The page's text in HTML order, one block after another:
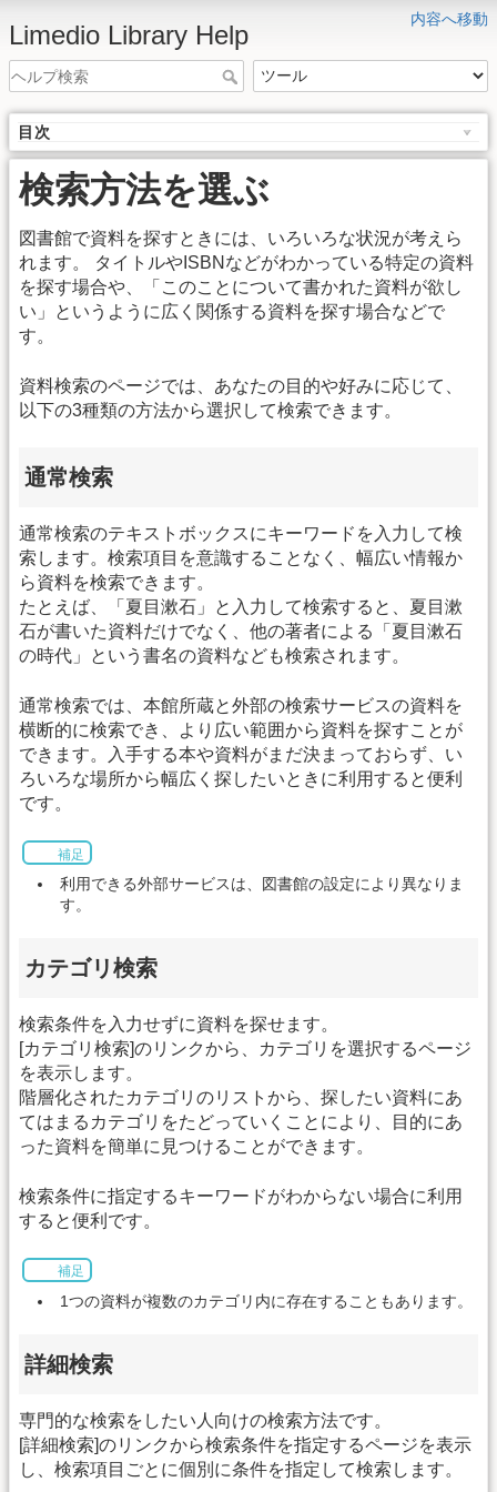
内容へ移動
Limedio Library Help
目次
検索方法を選ぶ
図書館で資料を探すときには、いろいろな状況が考えら
れます。 タイトルやISBNなどがわかっている特定の資料
を探す場合や、「このことについて書かれた資料が欲し
い」というように広く関係する資料を探す場合などで
す。
資料検索のページでは、あなたの目的や好みに応じて、
以下の3種類の方法から選択して検索できます。
通常検索
通常検索のテキストボックスにキーワードを入力して検
索します。検索項目を意識することなく、幅広い情報か
ら資料を検索できます。
たとえば、「夏目漱石」と入力して検索すると、夏目漱
石が書いた資料だけでなく、他の著者による「夏目漱石
の時代」という書名の資料なども検索されます。
通常検索では、本館所蔵と外部の検索サービスの資料を
横断的に検索でき、より広い範囲から資料を探すことが
できます。入手する本や資料がまだ決まっておらず、い
ろいろな場所から幅広く探したいときに利用すると便利
です。
補足
利用できる外部サービスは、図書館の設定により異なりま
す。
カテゴリ検索
検索条件を入力せずに資料を探せます。
[カテゴリ検索]のリンクから、カテゴリを選択するページ
を表示します。
階層化されたカテゴリのリストから、探したい資料にあ
てはまるカテゴリをたどっていくことにより、目的にあ
った資料を簡単に見つけることができます。
検索条件に指定するキーワードがわからない場合に利用
すると便利です。
補足
1つの資料が複数のカテゴリ内に存在することもあります。
詳細検索
専門的な検索をしたい人向けの検索方法です。
[詳細検索]のリンクから検索条件を指定するページを表示
し、検索項目ごとに個別に条件を指定して検索します。